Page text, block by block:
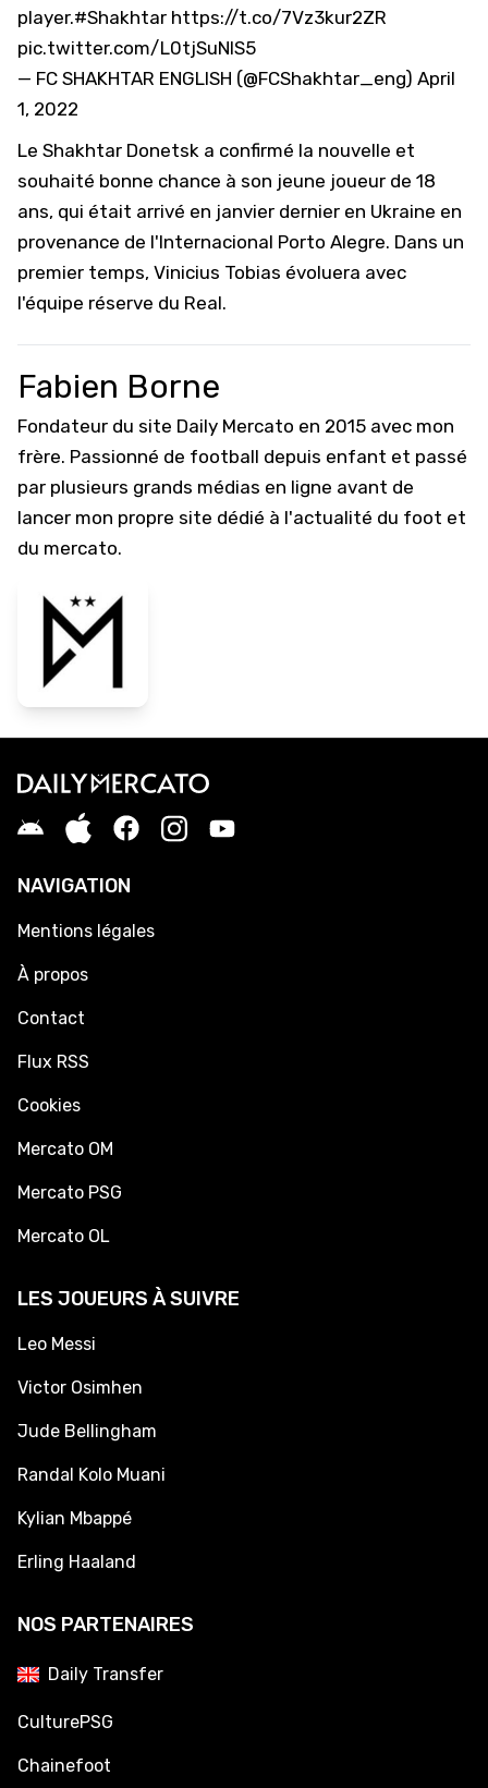
player.#Shakhtar https://t.co/7Vz3kur2ZR
pic.twitter.com/L0tjSuNIS5
— FC SHAKHTAR ENGLISH (@FCShakhtar_eng) April
1, 2022
Le Shakhtar Donetsk a confirmé la nouvelle et
souhaité bonne chance à son jeune joueur de 18
ans, qui était arrivé en janvier dernier en Ukraine en
provenance de l'Internacional Porto Alegre. Dans un
premier temps, Vinicius Tobias évoluera avec
l'équipe réserve du Real.
Fabien Borne
Fondateur du site Daily Mercato en 2015 avec mon
frère. Passionné de football depuis enfant et passé
par plusieurs grands médias en ligne avant de
lancer mon propre site dédié à l'actualité du foot et
du mercato.
NAVIGATION
Mentions légales
À propos
Contact
Flux RSS
Cookies
Mercato OM
Mercato PSG
Mercato OL
LES JOUEURS À SUIVRE
Leo Messi
Victor Osimhen
Jude Bellingham
Randal Kolo Muani
Kylian Mbappé
Erling Haaland
NOS PARTENAIRES
Daily Transfer
CulturePSG
Chainefoot